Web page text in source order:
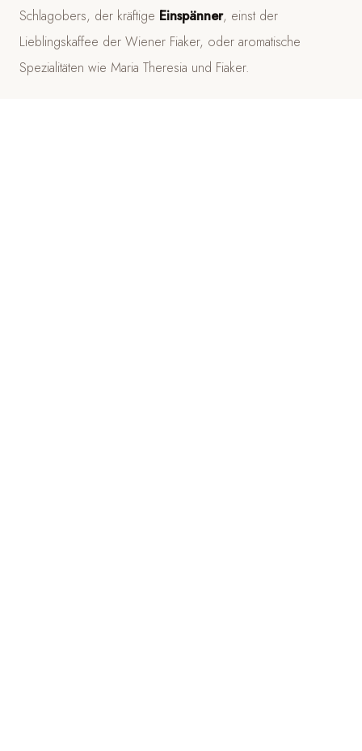
Schlagobers, der kräftige Einspänner, einst der
Lieblingskaffee der Wiener Fiaker, oder aromatische
Spezialitäten wie Maria Theresia und Fiaker.